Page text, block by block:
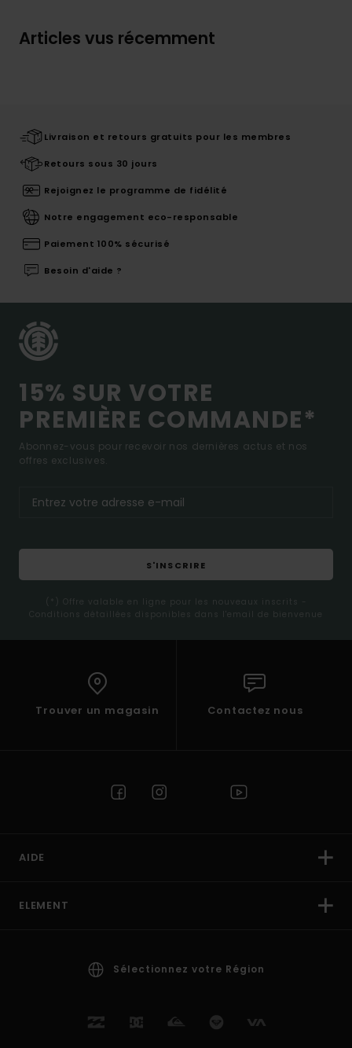
Articles vus récemment
Livraison et retours gratuits pour les membres
Retours sous 30 jours
Rejoignez le programme de fidélité
Notre engagement eco-responsable
Paiement 100% sécurisé
Besoin d'aide ?
15% SUR VOTRE
PREMIÈRE COMMANDE*
Abonnez-vous pour recevoir nos dernières actus et nos
offres exclusives.
S'INSCRIRE
(*) Offre valable en ligne pour les nouveaux inscrits -
Conditions détaillées disponibles dans l'email de bienvenue
Trouver un magasin Contactez nous
AIDE
ELEMENT
Sélectionnez votre Région